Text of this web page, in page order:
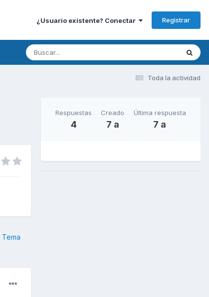
¿Usuario existente? Conectar Registrar
Toda la actividad
Respuestas
4
Creado
7 a
Última respuesta
7 a